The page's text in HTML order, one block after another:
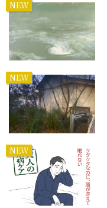
NEW
NEW
NEW